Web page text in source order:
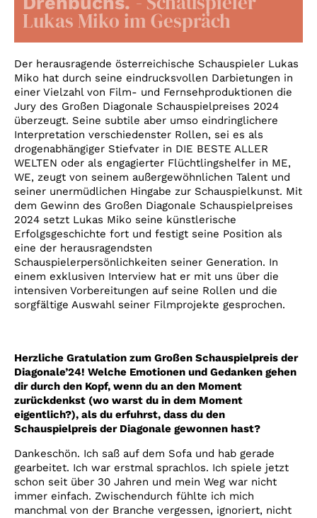
Account
Suche
Lukas Miko im Gespräch
Der herausragende österreichische Schauspieler Lukas
Miko hat durch seine eindrucksvollen Darbietungen in
einer Vielzahl von Film- und Fernsehproduktionen die
Jury des Großen Diagonale Schauspielpreises 2024
überzeugt. Seine subtile aber umso eindringlichere
Interpretation verschiedenster Rollen, sei es als
drogenabhängiger Stiefvater in DIE BESTE ALLER
WELTEN oder als engagierter Flüchtlingshelfer in ME,
WE, zeugt von seinem außergewöhnlichen Talent und
seiner unermüdlichen Hingabe zur Schauspielkunst. Mit
dem Gewinn des Großen Diagonale Schauspielpreises
2024 setzt Lukas Miko seine künstlerische
Erfolgsgeschichte fort und festigt seine Position als
eine der herausragendsten
Schauspielerpersönlichkeiten seiner Generation. In
einem exklusiven Interview hat er mit uns über die
intensiven Vorbereitungen auf seine Rollen und die
sorgfältige Auswahl seiner Filmprojekte gesprochen.
Herzliche Gratulation zum Großen Schauspielpreis der
Diagonale’24! Welche Emotionen und Gedanken gehen
dir durch den Kopf, wenn du an den Moment
zurückdenkst (wo warst du in dem Moment
eigentlich?), als du erfuhrst, dass du den
Schauspielpreis der Diagonale gewonnen hast?
Dankeschön. Ich saß auf dem Sofa und hab gerade
gearbeitet. Ich war erstmal sprachlos. Ich spiele jetzt
schon seit über 30 Jahren und mein Weg war nicht
immer einfach. Zwischendurch fühlte ich mich
manchmal von der Branche vergessen, ignoriert, nicht